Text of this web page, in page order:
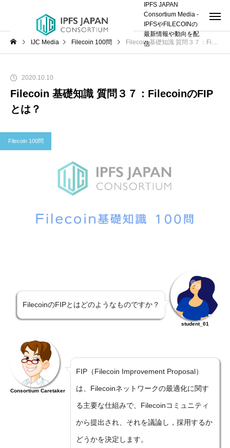
IPFS JAPAN
Consortium Media -
IPFSやFILECOINの
最新情報や動向を配
信
IJC Media Filecoin 100問 Filecoin 基礎知識 質問３７：FilecoinのFIPとは？
2020.10.10
Filecoin 基礎知識 質問３７：FilecoinのFIP
とは？
Filecoin 100問
FilecoinのFIPとはどのようなものですか？
student_01
Consortium Caretaker
FIP（Filecoin Improvement Proposal）
は、Filecoinネットワークの最適化に関す
る主要な仕組みで、Filecoinコミュニティ
から提出され、それを議論し，採用するか
どうかを決定します。